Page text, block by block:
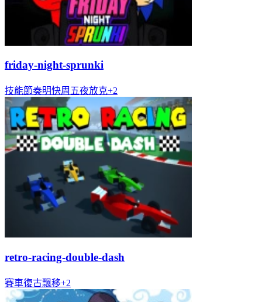
friday-night-sprunki
技能節奏明快周五夜放克+2
retro-racing-double-dash
賽車復古飄移+2